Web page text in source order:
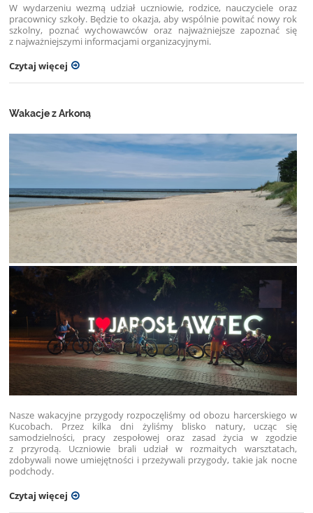
W wydarzeniu wezmą udział uczniowie, rodzice, nauczyciele oraz
pracownicy szkoły. Będzie to okazja, aby wspólnie powitać nowy rok
szkolny, poznać wychowawców oraz najważniejsze zapoznać się
z najważniejszymi informacjami organizacyjnymi.
Czytaj więcej
Wakacje z Arkoną
Nasze wakacyjne przygody rozpoczęliśmy od obozu harcerskiego w
Kucobach. Przez kilka dni żyliśmy blisko natury, ucząc się
samodzielności, pracy zespołowej oraz zasad życia w zgodzie
z przyrodą. Uczniowie brali udział w rozmaitych warsztatach,
zdobywali nowe umiejętności i przeżywali przygody, takie jak nocne
podchody.
Czytaj więcej